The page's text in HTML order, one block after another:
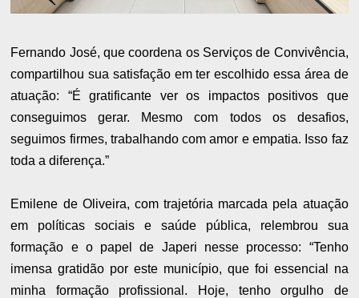
Fernando José, que coordena os Serviços de Convivência,
compartilhou sua satisfação em ter escolhido essa área de
atuação: “É gratificante ver os impactos positivos que
conseguimos gerar. Mesmo com todos os desafios,
seguimos firmes, trabalhando com amor e empatia. Isso faz
toda a diferença.”
Emilene de Oliveira, com trajetória marcada pela atuação
em políticas sociais e saúde pública, relembrou sua
formação e o papel de Japeri nesse processo: “Tenho
imensa gratidão por este município, que foi essencial na
minha formação profissional. Hoje, tenho orgulho de